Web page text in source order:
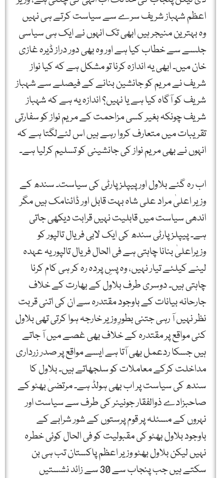
اعظم شہباز شریف سرے سے سیاست کرتے ہی نہیں
وہ بہترین منیجر ہیں ابھی تک انہوں نے ایک ہی سیاسی
جلسے سے خطاب کیا ہے اور وہ بھی دور دراز ڈیرہ غازی
خان میں۔ ابھی یہ اندازہ کرنا تو مشکل ہے کہ کیا نواز
شریف نے مریم کو جانشین بنانے کے فیصلے سے شہباز
شریف کو آگاہ کیا ہے یا نہیں؟ اندازہ یہ ہے کہ شہباز
شریف چونکہ بغیر کسی مزاحمت کے مریم نواز کو سفارتی
تقریبات میں متعارف کروا رہے ہیں اس لئےلگتا ہے کہ
انہوں نے بھی مریم نواز کی جانشینی کو تسلیم کرلیا ہے۔
اب رہ گئے بلاول اور پیپلز پارٹی کی سیاست۔ سندھ کے
وزیر اعلیٰ مراد علی شاہ بہت قابل اور ڈائنامک ہیں مگر
اندھی سیاست میں قابلیت نہیں قرابت دیکھی جاتی
ہے۔ پیپلز پارٹی سندھ کی ایک لابی فریال تالپور کو
وزیراعلیٰ بنانا چاہتی ہے فی الحال فریال تالپور یہ عہدہ
لینے کیلئے تیار نہیں، وہ پسِ پردہ رہ کر ہی کام کرنا
چاہتی ہیں۔ دوسری طرف بلاول کے بھارت کے خلاف
جارحانہ بیانات کے باوجود مقتدرہ سے ان کی اتنی قربت
نظر نہیں آ رہی جتنی بطورِ وزیر خارجہ ہوا کرتی تھی بلاول
کئی مواقع پر مقتدرہ کے خلاف بھی غصے میں آ جاتے
ہیں جسکا ردعمل بھی آتا ہے ایسے مواقع پر صدر زرداری
مداخلت کرکے معاملات کو سلجھاتے ہیں۔ بلاول کا
سندھ کی سیاست پر اب بھی ہولڈ ہے۔ مرتضیٰ بھٹو کے
صاحبزادے ذوالفقار جونیئر کی طرف سے سیاست اور
نہروں کے مسئلہ پر قوم پرستوں کے شور شرابے کے
باوجود بلاول بھٹو کی مقبولیت کو فی الحال کوئی خطرہ
نہیں لیکن بلاول بھٹو وزیر اعظم پاکستان تب ہی بن
سکتے ہیں جب پنجاب سے 30 سے زائد نشستیں